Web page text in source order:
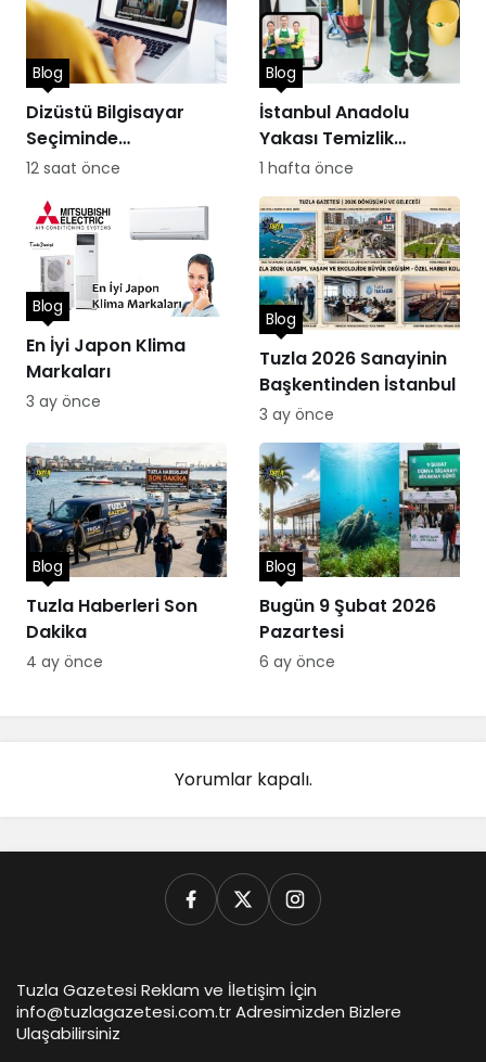
Dizüstü Bilgisayar
Seçiminde
Performans
Blog
12 saat önce
İstanbul Anadolu
Yakası Temizlik
Hizmetleri
Blog
1 hafta önce
En İyi Japon Klima
Markaları
Blog
3 ay önce
Tuzla 2026 Sanayinin
Başkentinden İstanbul
Blog
3 ay önce
Tuzla Haberleri Son
Dakika
Blog
4 ay önce
Bugün 9 Şubat 2026
Pazartesi
Blog
6 ay önce
Yorumlar kapalı.
Tuzla Gazetesi Reklam ve İletişim İçin
info@tuzlagazetesi.com.tr Adresimizden Bizlere
Ulaşabilirsiniz